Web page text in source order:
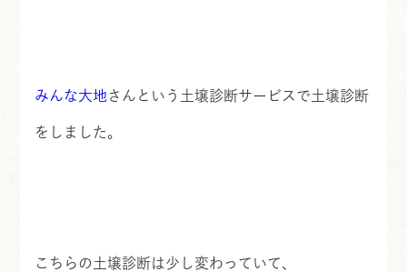
みんな大地 さんという土壌診断サービスで土壌診断
をしました。
こちらの土壌診断は少し変わっていて、